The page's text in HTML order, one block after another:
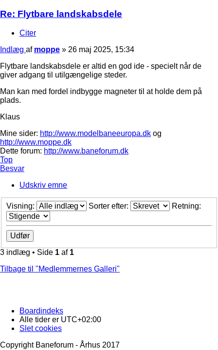
Re: Flytbare landskabsdele
Citer
Indlæg af moppe » 26 maj 2025, 15:34
Flytbare landskabsdele er altid en god ide - specielt når de
giver adgang til utilgængelige steder.
Man kan med fordel indbygge magneter til at holde dem på
plads.
Klaus
Mine sider: http://www.modelbaneeuropa.dk og
http://www.moppe.dk
Dette forum: http://www.baneforum.dk
Top
Besvar
Udskriv emne
Visning: Sorter efter: Retning:
3 indlæg • Side 1 af 1
Tilbage til "Medlemmernes Galleri"
Boardindeks
Alle tider er UTC+02:00
Slet cookies
Copyright Baneforum - Århus 2017